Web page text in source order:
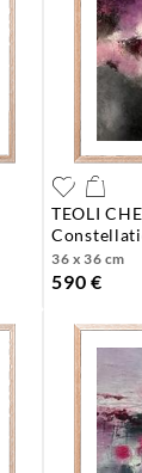
TEOLI
36 x 36 cm
590 €